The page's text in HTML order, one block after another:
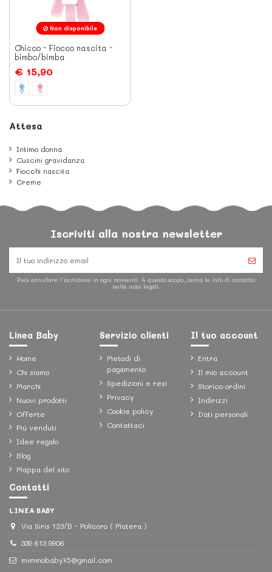
Non disponibile
Chicco - Fiocco nascita -
bimbo/bimba
€ 15,90
Attesa
Intimo donna
Cuscini gravidanza
Fiocchi nascita
Creme
Iscriviti alla nostra newsletter
Puoi annullare l'iscrizione in ogni momenti. A questo scopo, cerca le info di contatto
nelle note legali.
Linea Baby
Home
Chi siamo
Marchi
Nuovi prodotti
Offerte
Più venduti
Idee regalo
Blog
Mappa del sito
Servizio clienti
Metodi di
pagamento
Spedizioni e resi
Privacy
Cookie policy
Contattaci
Il tuo account
Entra
Il mio account
Storico ordini
Indirizzi
Dati personali
Contatti
LINEA BABY
Via Siris 123/B - Policoro ( Matera )
339 613 9906
mimmobaby75@gmail.com